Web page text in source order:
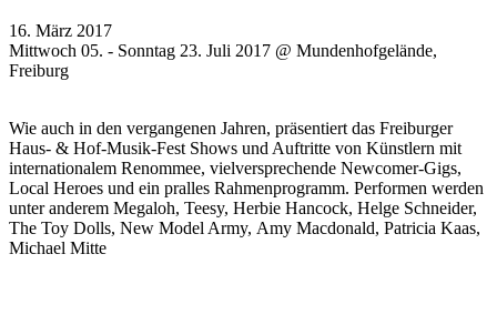
16. März 2017
Mittwoch 05. - Sonntag 23. Juli 2017 @ Mundenhofgelände,
Freiburg
Wie auch in den vergangenen Jahren, präsentiert das Freiburger
Haus- & Hof-Musik-Fest Shows und Auftritte von Künstlern mit
internationalem Renommee, vielversprechende Newcomer-Gigs,
Local Heroes und ein pralles Rahmenprogramm. Performen werden
unter anderem Megaloh, Teesy, Herbie Hancock, Helge Schneider,
The Toy Dolls, New Model Army, Amy Macdonald, Patricia Kaas,
Michael Mitte